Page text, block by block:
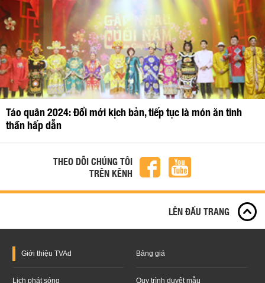
Táo quân 2024: Đổi mới kịch bản, tiếp tục là món ăn tinh
thần hấp dẫn
THEO DÕI CHÚNG TÔI
TRÊN KÊNH
LÊN ĐẦU TRANG
Giới thiệu TVAd Bảng giá
Lịch phát sóng Quy trình duyệt mẫu